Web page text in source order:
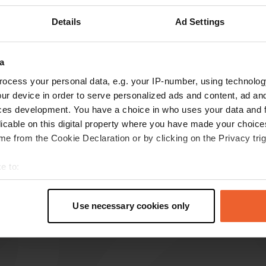
Details Ad Settings
your personal data, e.g. your IP-number, using
device in order to serve personalized ads and content, ad
development. You have a choice in who uses your data and
on this digital property where you have made your
from the Cookie Declaration or by clicking on the Privacy
to:
geographical location which can be accurate to within
personal data is processed and set your preferences in the
site with our social media, advertising and analytics
Use necessary cookies only
Toon meer
de reviews
D DorayBiriontour
jun. 2026
Een fantastische camping met een heerlijke
aanrader!